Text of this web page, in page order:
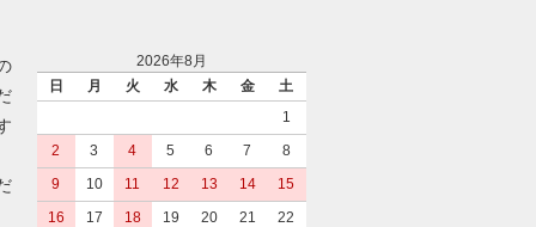
2026年8月
日
月 火 水 木 金
土
1
2
3 4 5 6 7
8
9
10 11 12 13 14
15
16
17 18 19 20 21
22